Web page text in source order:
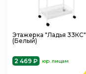
Этажерка "Ладья 33КС"
(Белый)
2 469 ₽ юр. лицам